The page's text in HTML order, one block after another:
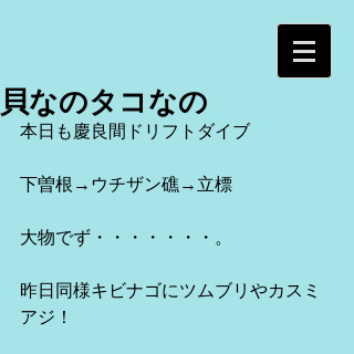
貝なのタコなの
本日も慶良間ドリフトダイブ
下曽根→ウチザン礁→立標
大物でず・・・・・・・。
昨日同様キビナゴにツムブリやカスミ
アジ！